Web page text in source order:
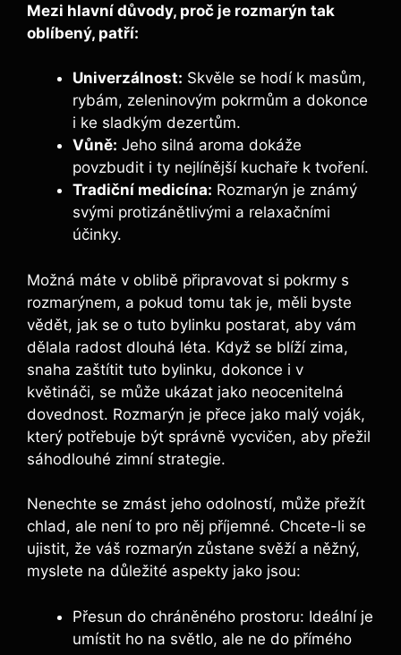
Mezi hlavní důvody, proč je rozmarýn tak
oblíbený, patří:
Univerzálnost: Skvěle se hodí k masům,
rybám, zeleninovým pokrmům a dokonce
i ke sladkým dezertům.
Vůně: Jeho silná aroma dokáže
povzbudit i ty nejlínější kuchaře k tvoření.
Tradiční medicína: Rozmarýn je známý
svými protizánětlivými a relaxačními
účinky.
Možná máte v oblibě připravovat si pokrmy s
rozmarýnem, a pokud tomu tak je, měli byste
vědět, jak se o tuto bylinku postarat, aby vám
dělala radost dlouhá léta. Když se blíží zima,
snaha zaštítit tuto bylinku, dokonce i v
květináči, se může ukázat jako neocenitelná
dovednost. Rozmarýn je přece jako malý voják,
který potřebuje být správně vycvičen, aby přežil
sáhodlouhé zimní strategie.
Nenechte se zmást jeho odolností, může přežít
chlad, ale není to pro něj příjemné. Chcete-li se
ujistit, že váš rozmarýn zůstane svěží a něžný,
myslete na důležité aspekty jako jsou:
Přesun do chráněného prostoru: Ideální je
umístit ho na světlo, ale ne do přímého